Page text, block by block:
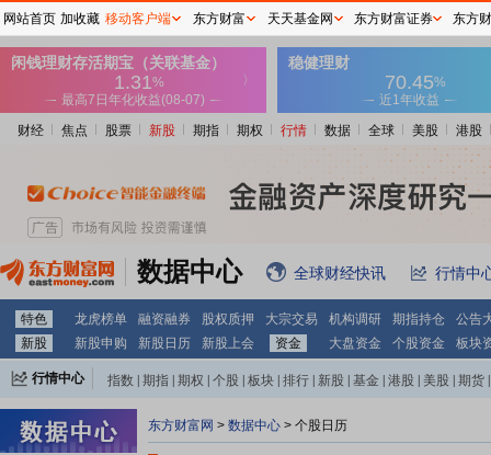
财经 焦点 股票 新股 期指 期权 行情 数据 全球 美股 港股
数据中心 全球财经快讯 行情中
特色 龙虎榜单 融资融券 股权质押 大宗交易 机构调研 期指持仓
公告
新股
新股申购 新股日历 新股上会 资金 大盘资金 个股资金 板块
行情中心 指数 期指 期权 个股 板块 排行 新股 基金 港股 美股 期货
东方财富网 > 数据中心 > 个股日历
网站首页 加收藏 移动客户端 东方财富 天天基金网 东方财富证券 东方